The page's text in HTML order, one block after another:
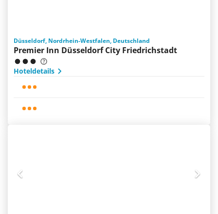
Düsseldorf, Nordrhein-Westfalen, Deutschland
Premier Inn Düsseldorf City Friedrichstadt
Hoteldetails